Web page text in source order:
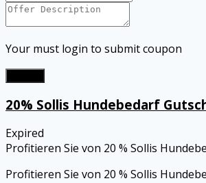
Your must login to submit coupon
20% Sollis Hundebedarf
Expired
Profitieren Sie von 20 % Sollis
Profitieren Sie von 20 % Sollis